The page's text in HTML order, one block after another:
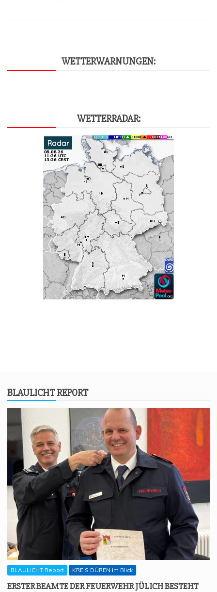
WET­TER­WAR­NUN­GEN:
WET­TER­RA­DAR:
BLAU­LICHT REPORT
BLAULICHT Report KREIS DÜREN im Blick
ERS­TER BEAM­TE DER FEU­ER­WEHR JÜLICH BESTEHT